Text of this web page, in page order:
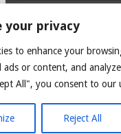
your privacy
to enhance your
ads or content, and
All", you consent to our
Reject All
Português
Polski
Glória Patri, et Fílio, et
princípio, et nunc et
sæculórum. Amen.